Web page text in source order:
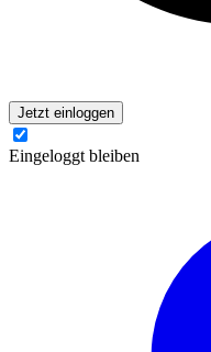
Jetzt einloggen
Eingeloggt bleiben